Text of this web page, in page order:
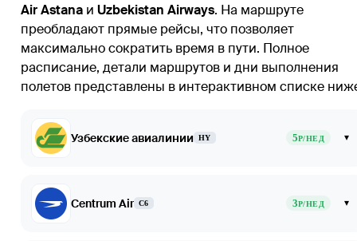
Air Astana и Uzbekistan Airways. На маршруте
преобладают прямые рейсы, что позволяет
максимально сократить время в пути. Полное
расписание, детали маршрутов и дни выполнения
полетов представлены в интерактивном списке
Узбекские авиалинии HY 5Р/НЕД ▾
Centrum Air C6 3Р/НЕД ▾